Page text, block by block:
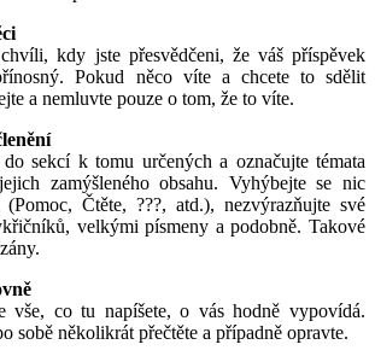
kdy jste přesvědčeni, že váš příspěvek
Pokud něco víte a chcete to sdělit
a nemluvte pouze o tom, že to víte.
sekcí k tomu určených a označujte témata
zamýšleného obsahu. Vyhýbejte se nic
Čtěte, ???, atd.), nezvýrazňujte své
velkými písmeny a podobně. Takové
vše, co tu napíšete, o vás hodně vypovídá.
sobě několikrát přečtěte a případně opravte.